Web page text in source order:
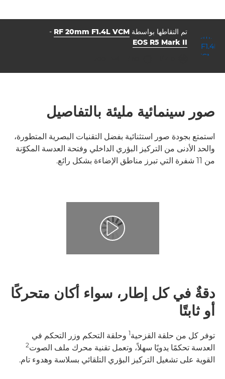
تم التقاطها بواسطة RF 20mm F1.4L VCM
-
EOS R5 Mark II
صور سينمائية مليئة بالتفاصيل
استمتع بجودة صور استثنائية بفضل التقنيات البصرية المتطورة،
والحد الأدنى من التركيز البؤري الداخلي وفتحة العدسة المكوّنة
من 11 شفرة التي تبرز مناطق الإضاءة بشكل رائع.
دقةٌ في كل إطار، سواء أكان متحركًا
أو ثابتًا
توفر كل من حلقة القزحية1 وحلقة التحكم وزر التحكم في
العدسة تحكمًا يدويًا سهلاً، وتعمل تقنية محرك ملف الصوت2
القوية على تشغيل التركيز البؤري التلقائي بسلاسة وهدوء تام.